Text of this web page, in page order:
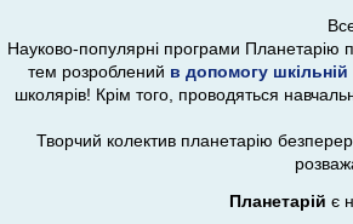
Науково-популярні програми Планетарію
тем розроблений в допомогу шкільній
школярів! Крім того, проводяться
Творчий колектив планетарію
Планетарій є